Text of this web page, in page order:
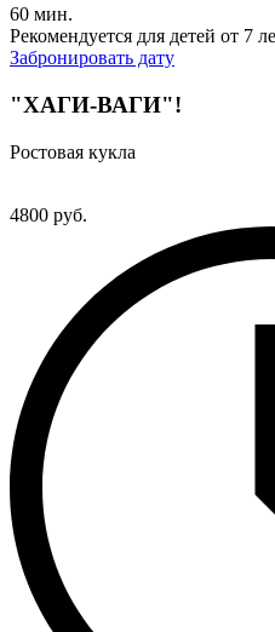
60 мин.
Рекомендуется для детей от 7
Забронировать дату
"ХАГИ-ВАГИ"!
Ростовая кукла
4800 руб.